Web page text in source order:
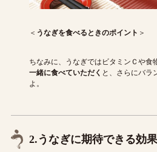
＜ うなぎを食べるときのポイント ＞
ちなみに、うなぎではビタミンＣや食
一緒に食べていただく と、さらにバラ
よ。
2.うなぎに期待できる効果